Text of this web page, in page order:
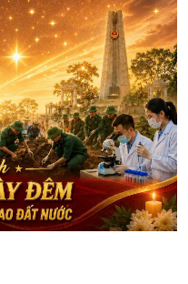
Đối thoại
Diễn đàn chủ nhật
Chuyện đêm